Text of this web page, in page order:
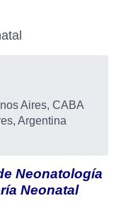
Aires, CABA
Argentina
Neonatología
Neonatal